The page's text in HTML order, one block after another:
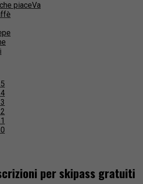
piaceVa
per skipass gratuiti